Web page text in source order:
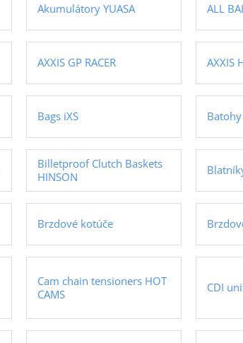
Akumulátory YUASA ALL
AXXIS GP RACER AXXIS
Bags iXS Batohy
Billetproof Clutch Baskets
HINSON
Brzdové kotúče
Cam chain tensioners HOT
CAMS
CDI